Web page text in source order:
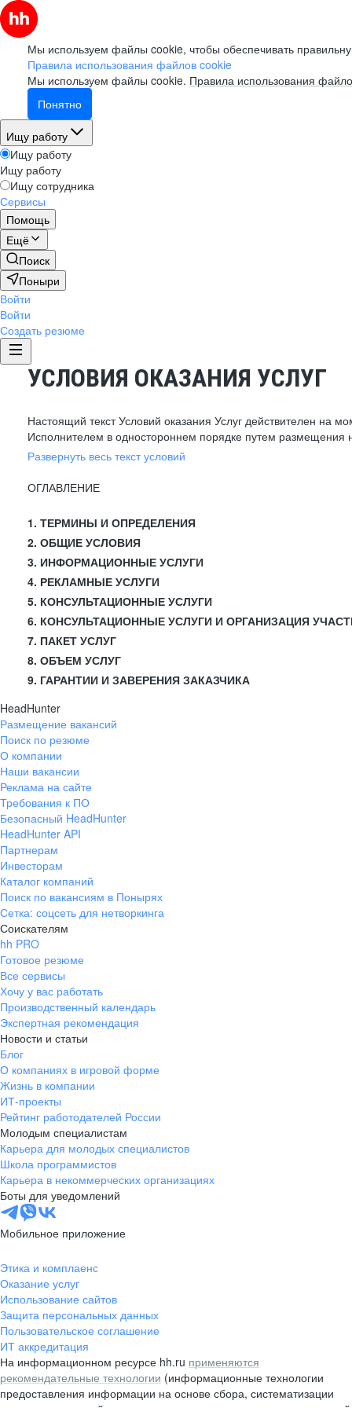
Мы используем файлы cookie, чтобы обеспечивать
Правила использования файлов cookie
Мы используем файлы cookie. Правила использования
Понятно
Ищу работу
Ищу работу
Ищу работу
Ищу сотрудника
Сервисы
Помощь
Ещё
Поиск
Поныри
Войти
Войти
Создать резюме
УСЛОВИЯ ОКАЗАНИЯ УСЛУГ
Настоящий текст Условий оказания Услуг действителен на
Исполнителем в одностороннем порядке путем размещения
Развернуть весь текст условий
ОГЛАВЛЕНИЕ
1. ТЕРМИНЫ И ОПРЕДЕЛЕНИЯ
2. ОБЩИЕ УСЛОВИЯ
3. ИНФОРМАЦИОННЫЕ УСЛУГИ
4. РЕКЛАМНЫЕ УСЛУГИ
5. КОНСУЛЬТАЦИОННЫЕ УСЛУГИ
6. КОНСУЛЬТАЦИОННЫЕ УСЛУГИ И ОРГАНИЗАЦИЯ
7. ПАКЕТ УСЛУГ
8. ОБЪЕМ УСЛУГ
9. ГАРАНТИИ И ЗАВЕРЕНИЯ ЗАКАЗЧИКА
HeadHunter
Размещение вакансий
Поиск по резюме
О компании
Наши вакансии
Реклама на сайте
Требования к ПО
Безопасный HeadHunter
HeadHunter API
Партнерам
Инвесторам
Каталог компаний
Поиск по вакансиям в Понырях
Сетка: соцсеть для нетворкинга
Соискателям
hh PRO
Готовое резюме
Все сервисы
Хочу у вас работать
Производственный календарь
Экспертная рекомендация
Новости и статьи
Блог
О компаниях в игровой форме
Жизнь в компании
ИТ-проекты
Рейтинг работодателей России
Молодым специалистам
Карьера для молодых специалистов
Школа программистов
Карьера в некоммерческих организациях
Боты для уведомлений
Мобильное приложение
Этика и комплаенс
Оказание услуг
Использование сайтов
Защита персональных данных
Пользовательское соглашение
ИТ аккредитация
На информационном ресурсе hh.ru применяются
рекомендательные технологии (информационные технологии
предоставления информации на основе сбора, систематизации